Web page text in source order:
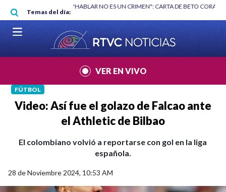
Pasar al contenido principal
Temas del día:
"HABLAR NO ES UN CRIMEN": CARTA DE BETO CORAL |
VER EN VIVO
FÚTBOL
Video: Así fue el golazo de Falcao ante
el Athletic de Bilbao
El colombiano volvió a reportarse con gol en la liga
española.
28 de Noviembre 2024, 10:53 AM